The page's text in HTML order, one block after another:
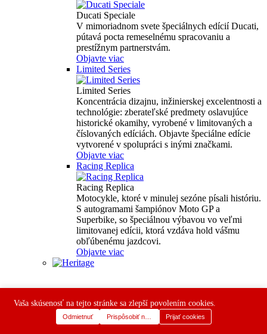
Ducati Speciale
V mimoriadnom svete špeciálnych edícií Ducati,
pútavá pocta remeselnému spracovaniu a
prestížnym partnerstvám.
Objavte viac
Limited Series
Limited Series
Koncentrácia dizajnu, inžinierskej excelentnosti a
technológie: zberateľské predmety oslavujúce
historické okamihy, vyrobené v limitovaných a
číslovaných edíciách. Objavte špeciálne edície
vytvorené v spolupráci s inými značkami.
Objavte viac
Racing Replica
Racing Replica
Motocykle, ktoré v minulej sezóne písali históriu.
S autogramami šampiónov Moto GP a
Superbike, so špeciálnou výbavou vo veľmi
limitovanej edícii, ktorá vzdáva hold vášmu
obľúbenému jazdcovi.
Objavte viac
Vaša skúsenosť na tejto stránke sa zlepší povolením cookies.
Odmietnuť Prispôsobiť nastaveniaPrijať cookies